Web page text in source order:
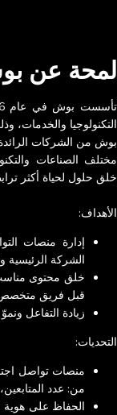
لمحة عن
بوش من الشركات
مختلف الصناعات
خلق حلول لحياة أكثر
الأهداف:
إدارة منصات
الشركة الرئيسية
خلق محتوى
قبل فريق متخصص
زيادة التفاعل
التحديات:
منصات تواصل
من: عدد
الحفاظ على